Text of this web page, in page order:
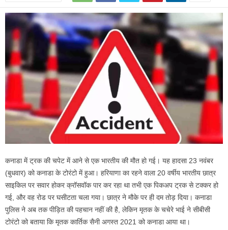
कनाडा में ट्रक की चपेट में आने से एक भारतीय की मौत हो गई। यह हादसा 23 नवंबर
(बुधवार) को कनाडा के टोरंटो में हुआ। हरियाणा का रहने वाला 20 वर्षीय भारतीय छात्र
साइकिल पर सवार होकर क्रॉसवॉक पार कर रहा था तभी एक पिकअप ट्रक से टक्कर हो
गई, और वह रोड पर घसीटता चला गया। छात्र ने मौके पर ही दम तोड़ दिया। कनाडा
पुलिस ने अब तक पीड़ित की पहचान नहीं की है, लेकिन मृतक के चचेरे भाई ने सीबीसी
टोरंटो को बताया कि मृतक कार्तिक सैनी अगस्त 2021 को कनाडा आया था।